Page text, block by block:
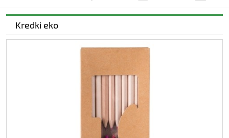
Kredki eko